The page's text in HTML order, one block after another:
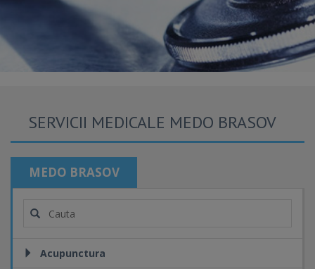
SERVICII MEDICALE MEDO BRASOV
MEDO BRASOV
Acupunctura